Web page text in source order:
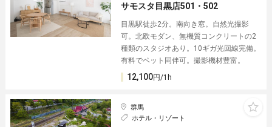
サモスタ目黒店501・502
目黒駅徒歩2分。南向き窓。自然光撮影
可。北欧モダン、無機質コンクリートの2
種類のスタジオあり。10ギガ光回線完備。
有料でペット同伴可。撮影機材豊富。
12,100円/1h
群馬
ホテル・リゾート